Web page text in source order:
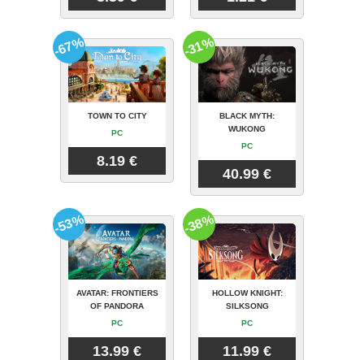
TOWN TO CITY
PC
8.19 €
-67%
BLACK MYTH:
WUKONG
PC
40.99 €
-31%
AVATAR: FRONTIERS
OF PANDORA
PC
13.99 €
-53%
HOLLOW KNIGHT:
SILKSONG
PC
11.99 €
-38%